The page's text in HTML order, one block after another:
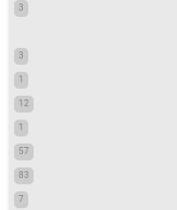
3
3
1
12
1
57
83
7